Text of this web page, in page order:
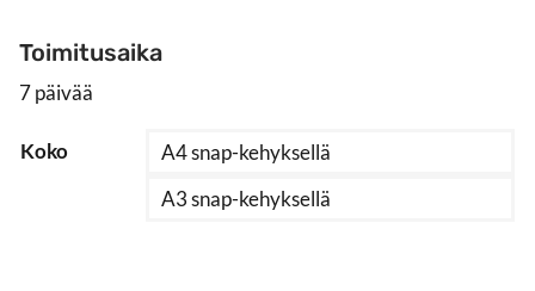
Toimitusaika
7 päivää
Koko
A4 snap-kehyksellä
A3 snap-kehyksellä